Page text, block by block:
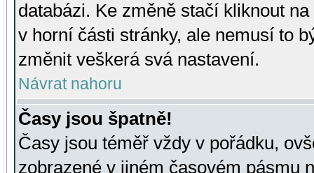
databázi. Ke změně stačí kliknout
v horní části stránky, ale nemusí to
změnit veškerá svá nastavení.
Návrat nahoru
Časy jsou špatně!
Časy jsou téměř vždy v pořádku,
zobrazené v jiném časovém pásmu